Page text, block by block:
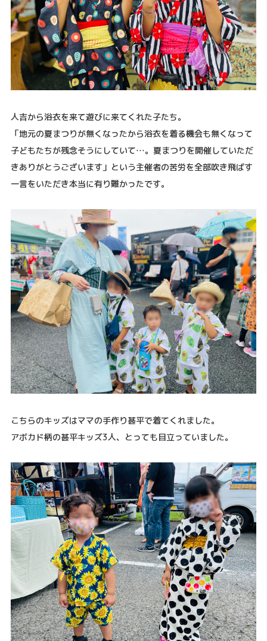
人吉から浴衣を来て遊びに来てくれた子たち。
「地元の夏まつりが無くなったから浴衣を着る機会も無くなって
子どもたちが残念そうにしていて…。夏まつりを開催していただ
きありがとうございます」という主催者の苦労を全部吹き飛ばす
一言をいただき本当に有り難かったです。
こちらのキッズはママの手作り甚平で着てくれました。
アボカド柄の甚平キッズ3人、とっても目立っていました。